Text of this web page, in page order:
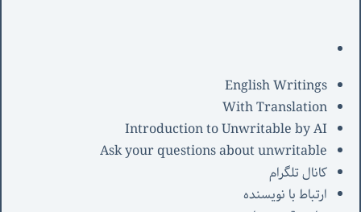
English Writings
With Translation
Introduction to Unwritable by AI
Ask your questions about unwritable
کانال تلگرام
ارتباط با نویسنده